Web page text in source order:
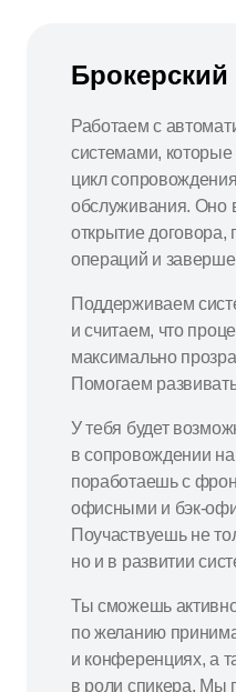
Брокерский
Работаем с
системами,
цикл
обслуживания. Оно
открытие договора,
операций и
Поддерживаем
и считаем, что
максимально
Помогаем
У тебя будет
в сопровождении на
поработаешь с
офисными и бэк-
Поучаствуешь не
но и в развитии
Ты сможешь
по желанию
и конференциях, а
в роли спикера. Мы